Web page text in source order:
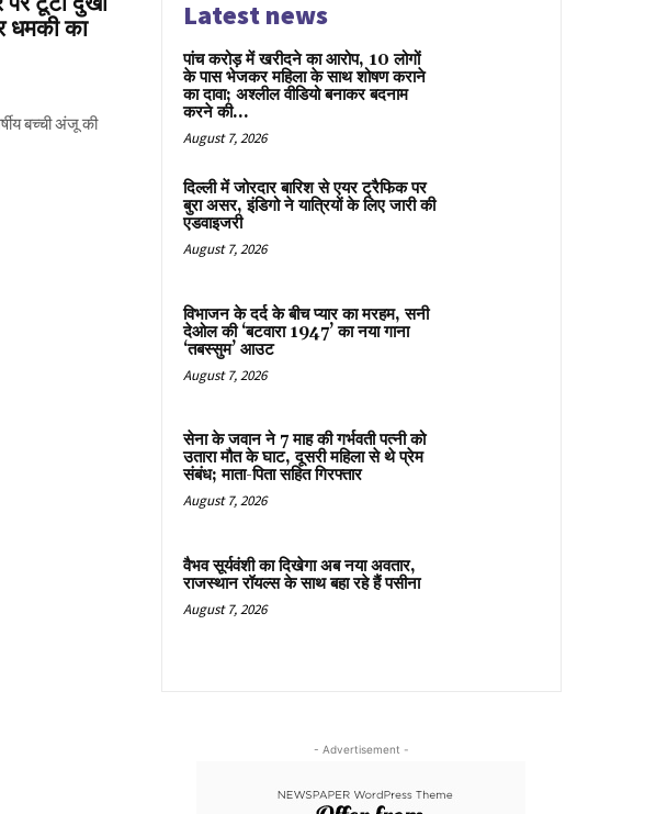
धमकी का
बच्ची अंजू की
Latest news
पांच करोड़ में खरीदने का आरोप, 10 लोगों
के पास भेजकर महिला के साथ शोषण कराने
का दावा; अश्लील वीडियो बनाकर बदनाम
करने की...
August 7, 2026
दिल्ली में जोरदार बारिश से एयर ट्रैफिक पर
बुरा असर, इंडिगो ने यात्रियों के लिए जारी की
एडवाइजरी
August 7, 2026
विभाजन के दर्द के बीच प्यार का मरहम, सनी
देओल की ‘बटवारा 1947’ का नया गाना
‘तबस्सुम’ आउट
August 7, 2026
सेना के जवान ने 7 माह की गर्भवती पत्नी को
उतारा मौत के घाट, दूसरी महिला से थे प्रेम
संबंध; माता-पिता सहित गिरफ्तार
August 7, 2026
वैभव सूर्यवंशी का दिखेगा अब नया अवतार,
राजस्थान रॉयल्स के साथ बहा रहे हैं पसीना
August 7, 2026
- Advertisement -